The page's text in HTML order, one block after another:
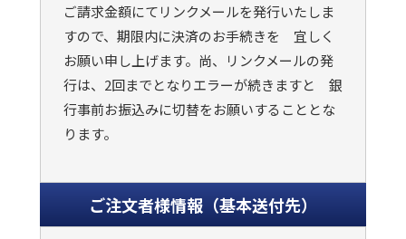
ご請求金額にてリンクメールを発行いたしま
すので、期限内に決済のお手続きを 宜しく
お願い申し上げます。尚、リンクメールの発
行は、2回までとなりエラーが続きますと 銀
行事前お振込みに切替をお願いすることとな
ります。
ご注文者様情報（基本送付先）